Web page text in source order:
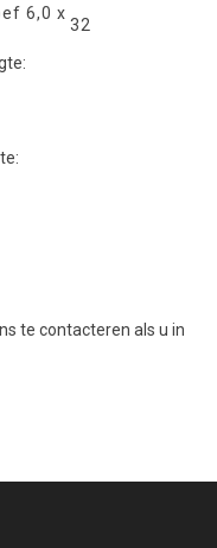
6,0 x
32
te contacteren als u in